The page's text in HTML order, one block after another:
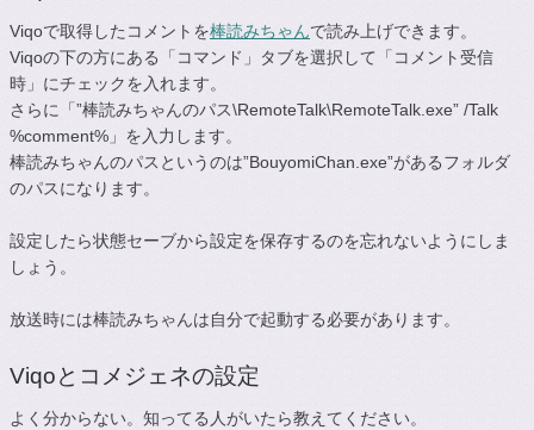
Viqoで取得したコメントを棒読みちゃんで読み上げできます。
Viqoの下の方にある「コマンド」タブを選択して「コメント受信
時」にチェックを入れます。
さらに「”棒読みちゃんのパス\RemoteTalk\RemoteTalk.exe” /Talk
%comment%」を入力します。
棒読みちゃんのパスというのは”BouyomiChan.exe”があるフォルダ
のパスになります。
設定したら状態セーブから設定を保存するのを忘れないようにしま
しょう。
放送時には棒読みちゃんは自分で起動する必要があります。
Viqoとコメジェネの設定
よく分からない。知ってる人がいたら教えてください。